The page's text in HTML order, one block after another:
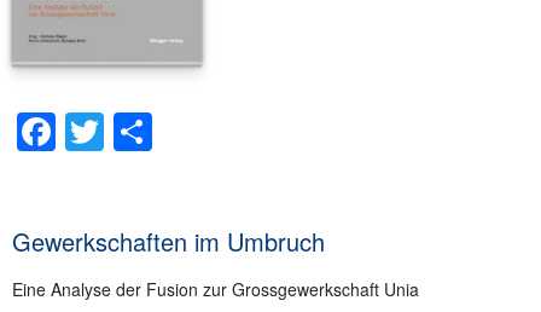
Facebook
Twitter
Gewerkschaften im Umbruch
Eine Analyse der Fusion zur Grossgewerkschaft Unia